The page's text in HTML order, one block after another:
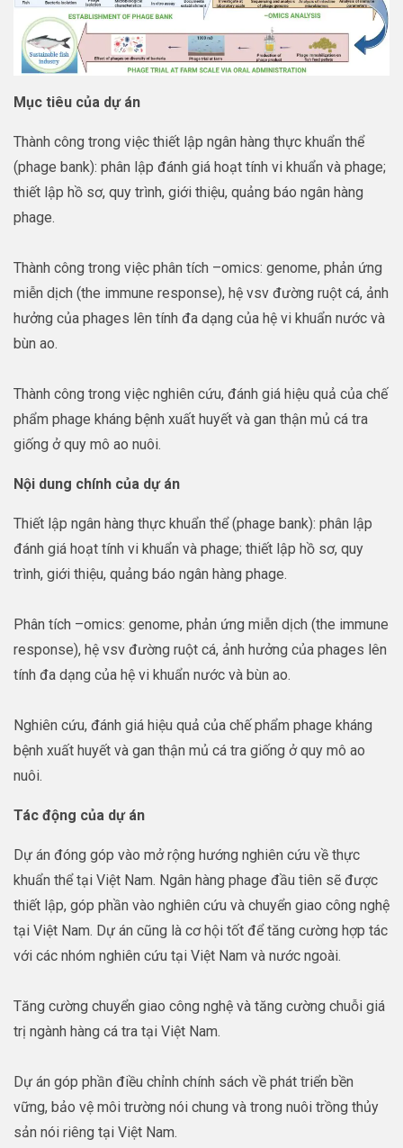
Mục tiêu của dự án
Thành công trong việc thiết lập ngân hàng thực khuẩn thể
(phage bank): phân lập đánh giá hoạt tính vi khuẩn và phage;
thiết lập hồ sơ, quy trình, giới thiệu, quảng báo ngân hàng
phage.
Thành công trong việc phân tích –omics: genome, phản ứng
miễn dịch (the immune response), hệ vsv đường ruột cá, ảnh
hưởng của phages lên tính đa dạng của hệ vi khuẩn nước và
bùn ao.
Thành công trong việc nghiên cứu, đánh giá hiệu quả của chế
phẩm phage kháng bệnh xuất huyết và gan thận mủ cá tra
giống ở quy mô ao nuôi.
Nội dung chính của dự án
Thiết lập ngân hàng thực khuẩn thể (phage bank): phân lập
đánh giá hoạt tính vi khuẩn và phage; thiết lập hồ sơ, quy
trình, giới thiệu, quảng báo ngân hàng phage.
Phân tích –omics: genome, phản ứng miễn dịch (the immune
response), hệ vsv đường ruột cá, ảnh hưởng của phages lên
tính đa dạng của hệ vi khuẩn nước và bùn ao.
Nghiên cứu, đánh giá hiệu quả của chế phẩm phage kháng
bệnh xuất huyết và gan thận mủ cá tra giống ở quy mô ao
nuôi.
Tác động của dự án
Dự án đóng góp vào mở rộng hướng nghiên cứu về thực
khuẩn thể tại Việt Nam. Ngân hàng phage đầu tiên sẽ được
thiết lập, góp phần vào nghiên cứu và chuyển giao công nghệ
tại Việt Nam. Dự án cũng là cơ hội tốt để tăng cường hợp tác
với các nhóm nghiên cứu tại Việt Nam và nước ngoài.
Tăng cường chuyển giao công nghệ và tăng cường chuỗi giá
trị ngành hàng cá tra tại Việt Nam.
Dự án góp phần điều chỉnh chính sách về phát triển bền
vững, bảo vệ môi trường nói chung và trong nuôi trồng thủy
sản nói riêng tại Việt Nam.